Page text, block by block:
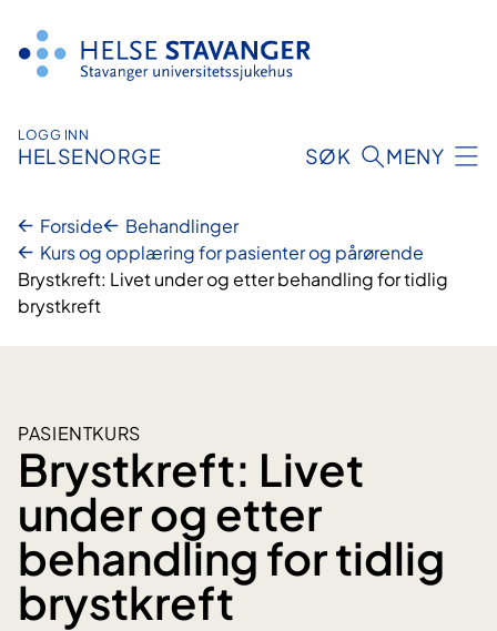
innhold
LOGG INN
HELSENORGE SØK MENY
Forside
Behandlinger
Kurs og opplæring for pasienter og pårørende
Brystkreft: Livet under og etter behandling for tidlig
brystkreft
PASIENTKURS
Brystkreft: Livet
under og etter
behandling for tidlig
brystkreft